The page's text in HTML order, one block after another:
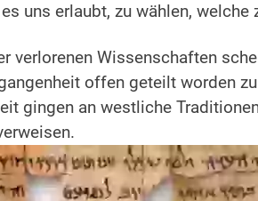
uns erlaubt, zu wählen,
verlorenen Wissenschaften
offen geteilt worden
gingen an westliche